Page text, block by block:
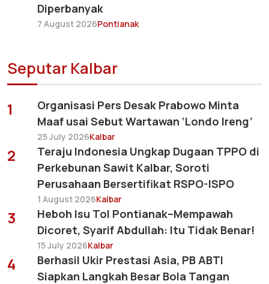
Diperbanyak
7 August 2026Pontianak
Seputar Kalbar
1
Organisasi Pers Desak Prabowo Minta
Maaf usai Sebut Wartawan ‘Londo Ireng’
25 July 2026Kalbar
2
Teraju Indonesia Ungkap Dugaan TPPO di
Perkebunan Sawit Kalbar, Soroti
Perusahaan Bersertifikat RSPO-ISPO
1 August 2026Kalbar
3
Heboh Isu Tol Pontianak–Mempawah
Dicoret, Syarif Abdullah: Itu Tidak Benar!
15 July 2026Kalbar
4
Berhasil Ukir Prestasi Asia, PB ABTI
Siapkan Langkah Besar Bola Tangan